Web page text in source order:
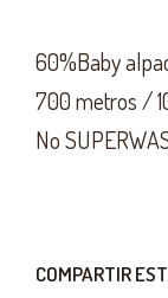
60%Baby
700 metros /
No
COMPARTIR